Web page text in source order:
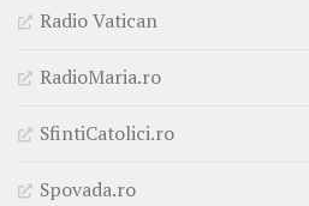
Radio Vatican
RadioMaria.ro
SfintiCatolici.ro
Spovada.ro